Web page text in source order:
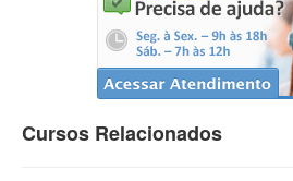
Cursos Relacionados